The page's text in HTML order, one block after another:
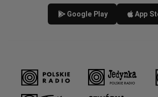
Google Play App